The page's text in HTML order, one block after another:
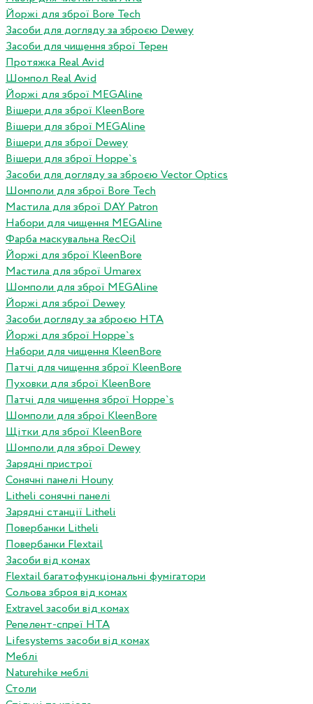
Йоржі для зброї Bore Tech
Засоби для догляду за зброєю Dewey
Засоби для чищення зброї Терен
Протяжка Real Avid
Шомпол Real Avid
Йоржі для зброї MEGAline
Вішери для зброї KleenBore
Вішери для зброї MEGAline
Вішери для зброї Dewey
Вішери для зброї Hoppe`s
Засоби для догляду за зброєю Vector Optics
Шомполи для зброї Bore Tech
Мастила для зброї DAY Patron
Набори для чищення MEGAline
Фарба маскувальна RecOil
Йоржі для зброї KleenBore
Мастила для зброї Umarex
Шомполи для зброї MEGAline
Йоржі для зброї Dewey
Засоби догляду за зброєю HTA
Йоржі для зброї Hoppe`s
Набори для чищення KleenBore
Патчі для чищення зброї KleenBore
Пуховки для зброї KleenBore
Патчі для чищення зброї Hoppe`s
Шомполи для зброї KleenBore
Щітки для зброї KleenBore
Шомполи для зброї Dewey
Зарядні пристрої
Сонячні панелі Houny
Litheli сонячні панелі
Зарядні станції Litheli
Повербанки Litheli
Повербанки Flextail
Засоби від комах
Flextail багатофункціональні фумігатори
Сольова зброя від комах
Extravel засоби від комах
Репелент-спреї HTA
Lifesystems засоби від комах
Меблі
Naturehike меблі
Столи